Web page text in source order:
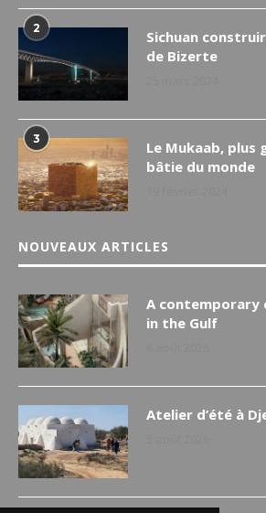
2
Sichuan
de Bizerte
3
Le Mukaab,
bâtie du monde
NOUVEAUX ARTICLES
A contemporary
in the Gulf
Atelier d’été à